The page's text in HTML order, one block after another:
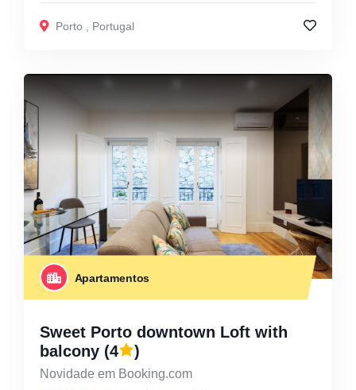
Porto Portugal
Apartamentos
Sweet Porto downtown Loft with
balcony (4 )
Novidade em Booking.com